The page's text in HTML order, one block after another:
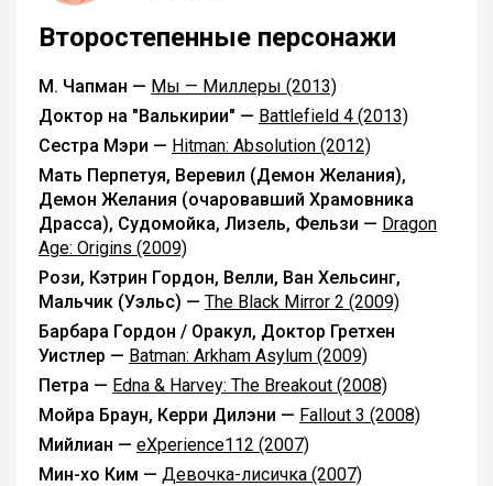
Второстепенные персонажи
М. Чапман — Мы — Миллеры (2013)
Доктор на "Валькирии" — Battlefield 4 (2013)
Сестра Мэри — Hitman: Absolution (2012)
Мать Перпетуя, Веревил (Демон Желания),
Демон Желания (очаровавший Храмовника
Драсса), Судомойка, Лизель, Фельзи — Dragon
Age: Origins (2009)
Рози, Кэтрин Гордон, Велли, Ван Хельсинг,
Мальчик (Уэльс) — The Black Mirror 2 (2009)
Барбара Гордон / Оракул, Доктор Гретхен
Уистлер — Batman: Arkham Asylum (2009)
Петра — Edna & Harvey: The Breakout (2008)
Мойра Браун, Керри Дилэни — Fallout 3 (2008)
Мийлиан — eXperience112 (2007)
Мин-хо Ким — Девочка-лисичка (2007)